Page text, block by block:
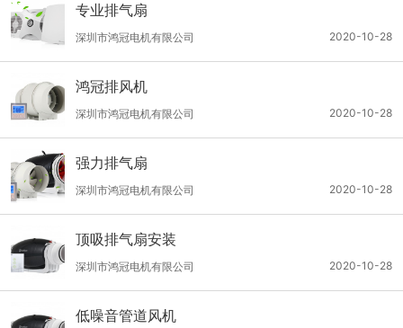
专业排气扇
2020-10-28
深圳市鸿冠电机有限公司
鸿冠排风机
2020-10-28
深圳市鸿冠电机有限公司
强力排气扇
2020-10-28
深圳市鸿冠电机有限公司
顶吸排气扇安装
2020-10-28
深圳市鸿冠电机有限公司
低噪音管道风机